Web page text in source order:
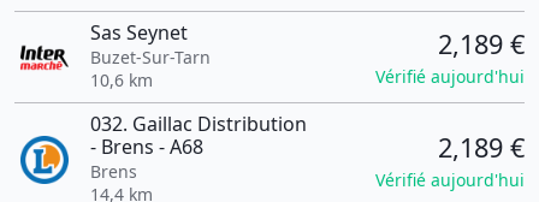
Sas Seynet
Buzet-Sur-Tarn
10,6 km
2,189 €
Vérifié aujourd'hui
032. Gaillac Distribution
- Brens - A68
Brens
14,4 km
2,189 €
Vérifié aujourd'hui